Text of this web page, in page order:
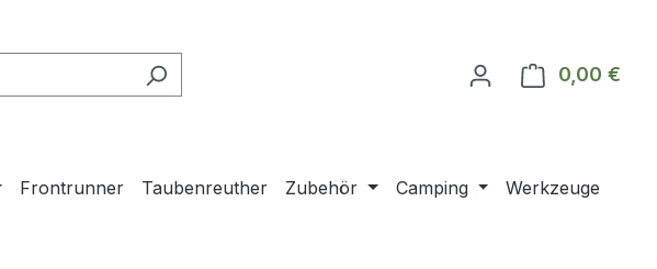
0,00 €
Frontrunner Taubenreuther Zubehör Camping
Werkzeuge